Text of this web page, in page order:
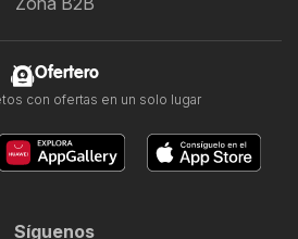
Ofertero
con ofertas en un solo lugar
Síguenos